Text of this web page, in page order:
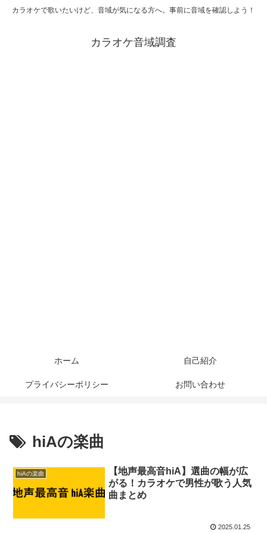
カラオケで歌いたいけど、音域が気になる方へ。事前に音域を確認しよう！
カラオケ音域調査
ホーム 自己紹介
プライバシーポリシー お問い合わせ
hiAの楽曲
hiAの楽曲
【地声最高音hiA】選曲の幅が広
がる！カラオケで男性が歌う人気
曲まとめ
2025.01.25